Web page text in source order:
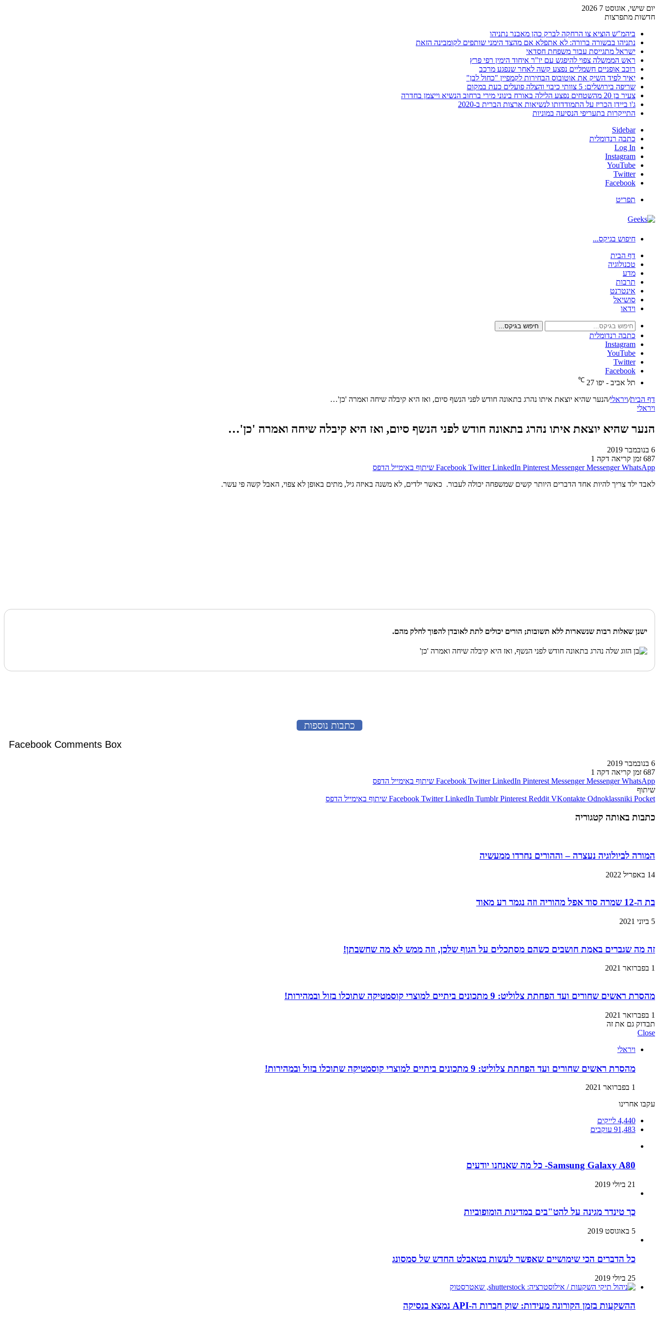
יום שישי, אוגוסט 7 2026
חדשות מתפרצות
ביהמ"ש הוציא צו הרחקה לברק כהן מאבנר נתניהו
נתניהו בבשורה ברורה: לא אתפלא אם מהצד הימני שותפים לקומבינה הזאת
ישראל מתגייסת עבור משפחת חסדאי
ראש הממשלה צפוי להיפגש עם יו"ר איחוד הימין רפי פרץ
רוכב אופניים חשמליים נפצע קשה לאחר שנפגע מרכב
יאיר לפיד השיק את אוטובוס הבחירות לקמפיין "כחול לבן"
שריפה בירושלים: 5 צוותי כיבוי והצלה פועלים כעת במקום
צעיר בן 20 מהשטחים נפצע הלילה באורח בינוני מירי ברחוב הנשיא וייצמן בחדרה
ג'ו ביידן הכריז על התמודדותו לנשיאות ארצות הברית ב-2020
התייקרות בתעריפי הנסיעה במוניות
Sidebar
כתבה רנדומלית
Log In
Instagram
YouTube
Twitter
Facebook
תפריט
חיפוש בגיקס...
דף הבית
טכנולוגיה
מדע
תרבות
אינטרנט
סושיאל
וידאו
חיפוש בגיקס...
כתבה רנדומלית
Instagram
YouTube
Twitter
Facebook
תל אביב - יפו 27
℃
דף הבית/ויראלי/הנער שהיא יוצאת איתו נהרג בתאונה חודש לפני הנשף סיום, ואז היא קיבלה שיחה ואמרה 'כן'…
ויראלי
הנער שהיא יוצאת איתו נהרג בתאונה חודש לפני הנשף סיום, ואז היא קיבלה שיחה ואמרה 'כן'…
6 בנובמבר 2019
687 זמן קריאה דקה 1
Facebook Twitter LinkedIn Pinterest Messenger Messenger WhatsApp שיתוף באימייל הדפס
לאבד ילד צריך להיות אחד הדברים היותר קשים שמשפחה יכולה לעבור. כאשר ילדים, לא משנה באיזה גיל, מתים באופן לא צפוי, האבל קשה פי עשר.
ישנן שאלות רבות שנשארות ללא תשובות; הורים יכולים לתת לאובדן להפוך לחלק מהם.
כתבות נוספות
Facebook Comments Box
6 בנובמבר 2019
687 זמן קריאה דקה 1
Facebook Twitter LinkedIn Pinterest Messenger Messenger WhatsApp שיתוף באימייל הדפס
שיתוף
Facebook Twitter LinkedIn Tumblr Pinterest Reddit VKontakte Odnoklassniki Pocket שיתוף באימייל הדפס
כתבות באותה קטגוריה
המורה לביולוגיה נעצרה – וההורים נחרדו ממעשיה
14 באפריל 2022
בת ה-12 שמרה סוד אפל מהוריה וזה נגמר רע מאוד
5 ביוני 2021
זה מה שגברים באמת חושבים כשהם מסתכלים על הגוף שלכן, וזה ממש לא מה שחשבתן!
1 בפברואר 2021
מהסרת ראשים שחורים ועד הפחתת צלוליט: 9 מתכונים ביתיים למוצרי קוסמטיקה שתוכלו בזול ובמהירות!
1 בפברואר 2021
תבדוק גם את זה
Close
ויראלי
מהסרת ראשים שחורים ועד הפחתת צלוליט: 9 מתכונים ביתיים למוצרי קוסמטיקה שתוכלו בזול ובמהירות!
1 בפברואר 2021
עקבו אחרינו
4,440 לייקים
91,483 עוקבים
Samsung Galaxy A80- כל מה שאנחנו יודעים
21 ביולי 2019
כך טינדר מגינה על להט"בים במדינות הומופוביות
5 באוגוסט 2019
כל הדברים הכי שימושיים שאפשר לעשות בטאבלט החדש של סמסונג
25 ביולי 2019
ההשקעות בזמן הקורונה מעידות: שוק חברות ה-API נמצא בנסיקה